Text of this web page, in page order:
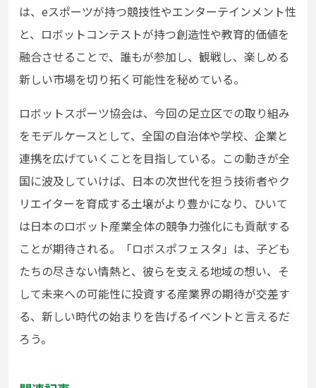
は、eスポーツが持つ競技性やエンターテインメント性
と、ロボットコンテストが持つ創造性や教育的価値を
融合させることで、誰もが参加し、観戦し、楽しめる
新しい市場を切り拓く可能性を秘めている。
ロボットスポーツ協会は、今回の足立区での取り組み
をモデルケースとして、全国の自治体や学校、企業と
連携を広げていくことを目指している。この動きが全
国に波及していけば、日本の次世代を担う技術者やク
リエイターを育成する土壌がより豊かになり、ひいて
は日本のロボット産業全体の競争力強化にも貢献する
ことが期待される。「ロボスポフェスタ」は、子ども
たちの尽きない情熱と、彼らを支える地域の想い、そ
して未来への可能性に投資する産業界の期待が交差す
る、新しい時代の始まりを告げるイベントと言えるだ
ろう。